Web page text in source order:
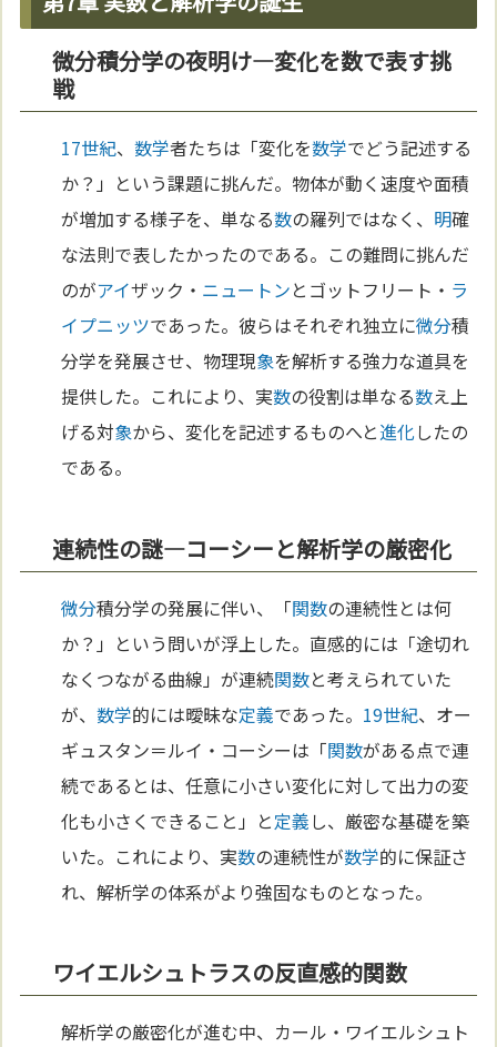
微分積分学の夜明け—変化を数で表す挑
戦
17世紀、数学者たちは「変化を数学でどう記述する
か？」という課題に挑んだ。物体が動く速度や面積
が増加する様子を、単なる数の羅列ではなく、 明確
な法則で表したかったのである。この難問に挑んだ
のがアイザック・ ニュートンとゴットフリート・ ラ
イプニッツであった。彼らはそれぞれ独立に微分積
分学を発展させ、物理現象を解析する強力な道具を
提供した。これにより、実数の役割は単なる数え上
げる対象から、変化を記述するものへと進化したの
である。
連続性の謎—コーシーと解析学の厳密化
微分積分学の発展に伴い、「関数の連続性とは何
か？」という問いが浮上した。直感的には「途切れ
なくつながる曲線」が連続関数と考えられていた
が、数学的には曖昧な定義であった。 19世紀、オー
ギュスタン＝ルイ・コーシーは「関数がある点で連
続であるとは、任意に小さい変化に対して出力の変
化も小さくできること」と定義し、厳密な基礎を築
いた。これにより、実数の連続性が数学的に保証さ
れ、解析学の体系がより強固なものとなった。
ワイエルシュトラスの反直感的関数
解析学の厳密化が進む中、カール・ワイエルシュト